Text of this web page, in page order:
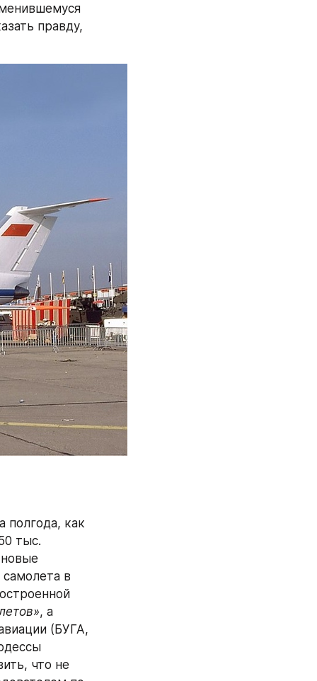
правду,
полгода, как
тыс.
в
, а
(БУГА,
что не